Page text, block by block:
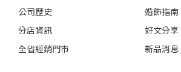
公司歷史
分店資訊
全省經銷門市
婚飾指南
好文分享
新品消息